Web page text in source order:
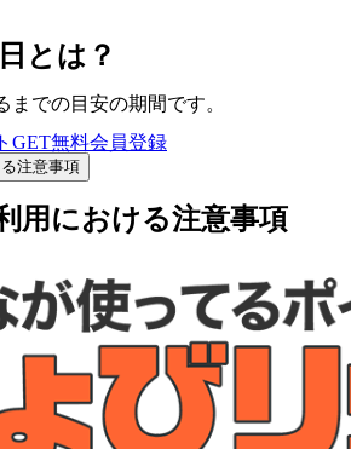
とは？
までの目安の期間です。
GET無料会員登録
注意事項
用における注意事項